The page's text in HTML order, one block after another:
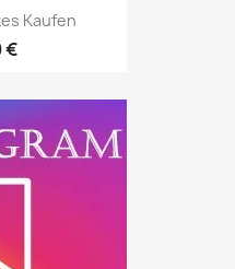
Kaufen
€